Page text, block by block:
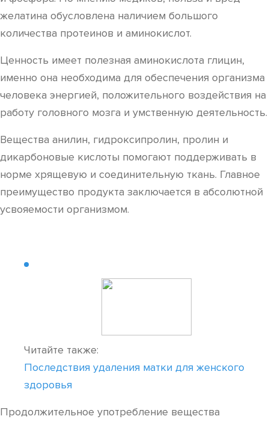
желатина обусловлена наличием большого
количества протеинов и аминокислот.
Ценность имеет полезная аминокислота глицин,
именно она необходима для обеспечения организма
человека энергией, положительного воздействия на
работу головного мозга и умственную деятельность.
Вещества анилин, гидроксипролин, пролин и
дикарбоновые кислоты помогают поддерживать в
норме хрящевую и соединительную ткань. Главное
преимущество продукта заключается в абсолютной
усвояемости организмом.
Читайте также:
Последствия удаления матки для женского
здоровья
Продолжительное употребление вещества